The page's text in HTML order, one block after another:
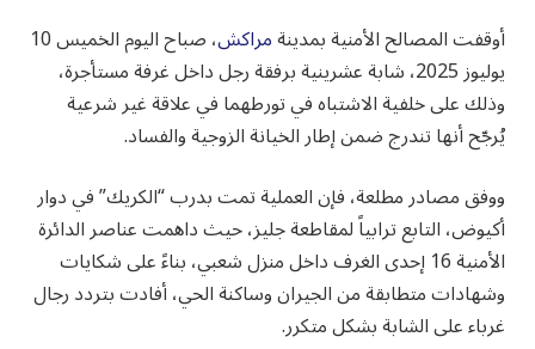
أوقفت المصالح الأمنية بمدينةمراكش ، صباح اليوم الخميس 10
يوليوز 2025، شابة عشرينية برفقة رجل داخل غرفة مستأجرة،
وذلك على خلفية الاشتباه في تورطهما في علاقة غير شرعية
يُرجّح أنها تندرج ضمن إطار الخيانة الزوجية والفساد.
ووفق مصادر مطلعة، فإن العملية تمت بدرب “الكريك” في دوار
أكيوض، التابع ترابياً لمقاطعة جليز، حيث داهمت عناصر الدائرة
الأمنية 16 إحدى الغرف داخل منزل شعبي، بناءً على شكايات
وشهادات متطابقة من الجيران وساكنة الحي، أفادت بتردد رجال
غرباء على الشابة بشكل متكرر.